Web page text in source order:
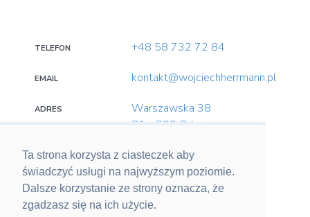
Ta strona korzysta z ciasteczek aby
świadczyć usługi na najwyższym poziomie.
Dalsze korzystanie ze strony oznacza, że
zgadzasz się na ich użycie.
TELEFON +48 58 732 72 84
EMAIL kontakt@wojciechherrmann.pl
ADRES
Warszawska 38
81 - 309 Gdynia
SOCIAL MEDIA